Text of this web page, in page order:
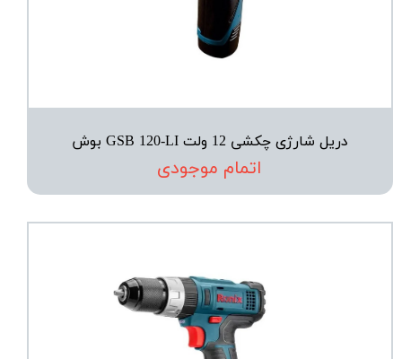
دریل شارژی چکشی 12 ولت GSB 120-LI بوش
اتمام موجودی